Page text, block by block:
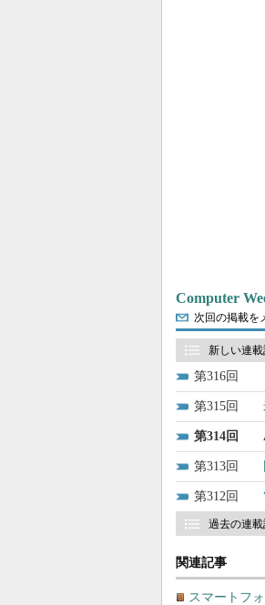
Computer
次回の掲載を
新しい連
316
315
314
313
312
過去の連
関連記事
スマートフ